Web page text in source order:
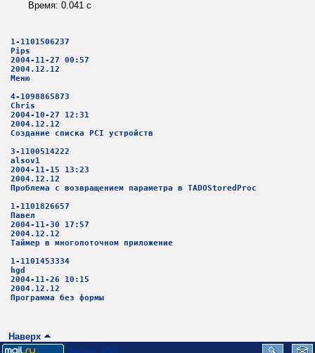
Время: 0.041 c
1-1101506237
Pips
2004-11-27 00:57
2004.12.12
Меню
4-1098865873
Chris
2004-10-27 12:31
2004.12.12
Создание списка PCI устройств
3-1100514222
alsov1
2004-11-15 13:23
2004.12.12
Проблема с возвращением параметра в TADOStoredProc
1-1101826657
Павел
2004-11-30 17:57
2004.12.12
Таймер в многопоточном приложение
1-1101453334
hgd
2004-11-26 10:15
2004.12.12
Программа без формы
Наверх